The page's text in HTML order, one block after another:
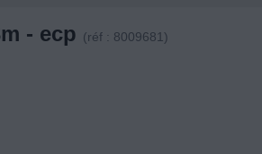
- ecp (réf : 8009681)